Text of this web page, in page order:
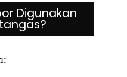
Digunakan